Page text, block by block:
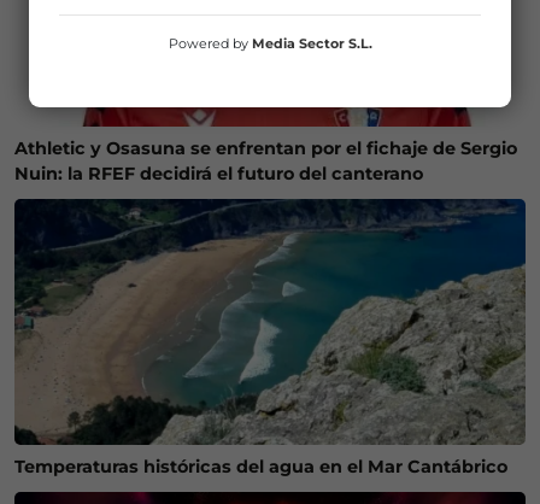
Athletic y Osasuna se enfrentan por el fichaje de Sergio
Nuin: la RFEF decidirá el futuro del canterano
Temperaturas históricas del agua en el Mar Cantábrico
Powered by Media Sector S.L.